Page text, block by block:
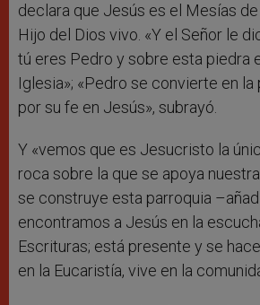
declara que Jesús es el Mesías de
Hijo del Dios vivo. «Y el Señor le
tú eres Pedro y sobre esta piedra
Iglesia»; «Pedro se convierte en la
por su fe en Jesús», subrayó.
Y «vemos que es Jesucristo la
roca sobre la que se apoya
se construye esta parroquia
encontramos a Jesús en la
Escrituras; está presente y se
en la Eucaristía, vive en la